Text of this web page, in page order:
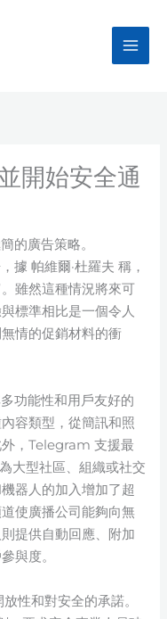
開始安全通
的廣告策略。
據 帕維爾·杜羅夫 稱，
雖然這種情況將來可
標準相比是一個令人
情的促銷材料的衝
功能性和用戶友好的
容類型，從簡訊和照
，Telegram 支援最
大型社區、組織或社交
器人的加入增加了超
使廣播公司能夠向無
提供自動回應、附加
與度。
性和對安全的承諾。